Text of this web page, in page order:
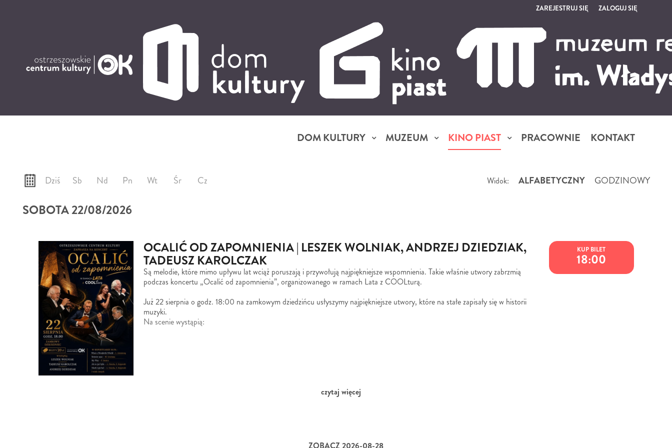
ZAREJESTRUJ SIĘ ZALOGUJ SIĘ
0,00
14
DOM KULTURY MUZEUM KINO PIAST PRACOWNIE KONTAKT
Dziś Sb Nd Pn Wt Śr Cz Widok: ALFABETYCZNY GODZINOWY
SOBOTA 22/08/2026
OCALIĆ OD ZAPOMNIENIA | LESZEK WOLNIAK, ANDRZEJ DZIEDZIAK,
TADEUSZ KAROLCZAK
Są melodie, które mimo upływu lat wciąż poruszają i przywołują najpiękniejsze wspomnienia. Takie właśnie utwory zabrzmią
podczas koncertu „Ocalić od zapomnienia”, organizowanego w ramach Lata z COOLturą.
Już 22 sierpnia o godz. 18:00 na zamkowym dziedzińcu usłyszymy najpiękniejsze utwory, które na stałe zapisały się w historii
muzyki.
Na scenie wystąpią:
czytaj więcej
18:00